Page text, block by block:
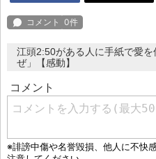
江頭2:50がある人に手紙で愛
ぜ」【感動】